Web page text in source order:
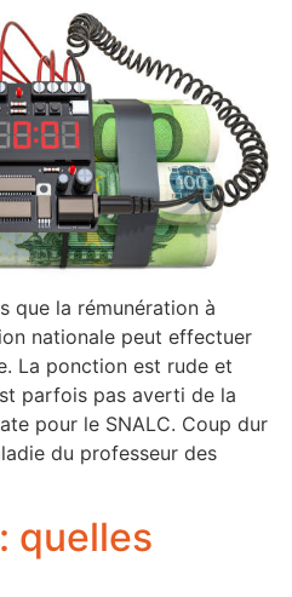
que la rémunération à
nationale peut effectuer
La ponction est rude et
parfois pas averti de la
pour le SNALC. Coup dur
du professeur des
quelles